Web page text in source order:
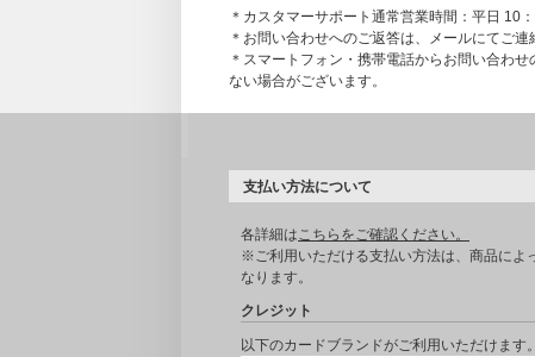
＊カスタマーサポート通常営業時間：平日 10
＊お問い合わせへのご返答は、メールにてご連
＊スマートフォン・携帯電話からお問い合わ
ない場合がございます。
支払い方法について
各詳細はこちらをご確認ください。
※ご利用いただける支払い方法は、商品によ
なります。
クレジット
以下のカードブランドがご利用いただけます。